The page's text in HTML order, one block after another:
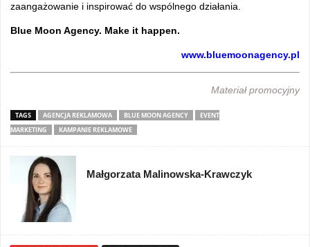
zaangażowanie i inspirować do wspólnego działania.
Blue Moon Agency. Make it happen.
www.bluemoonagency.pl
Materiał promocyjny
TAGS AGENCJA REKLAMOWA BLUE MOON AGENCY
EVENT
MARKETING
KAMPANIE REKLAMOWE
Małgorzata Malinowska-Krawczyk